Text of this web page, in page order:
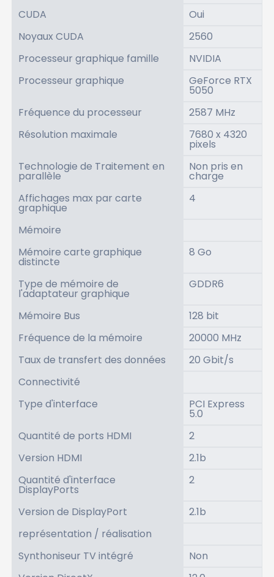
CUDA
Oui
Noyaux CUDA
2560
Processeur graphique famille
NVIDIA
Processeur graphique
GeForce RTX
5050
Fréquence du processeur
2587 MHz
Résolution maximale
7680 x 4320
pixels
Technologie de Traitement en
parallèle
Non pris en
charge
Affichages max par carte
graphique
4
Mémoire
Mémoire carte graphique
distincte
8 Go
Type de mémoire de
l'adaptateur graphique
GDDR6
Mémoire Bus
128 bit
Fréquence de la mémoire
20000 MHz
Taux de transfert des données
20 Gbit/s
Connectivité
Type d'interface
PCI Express
5.0
Quantité de ports HDMI
2
Version HDMI
2.1b
Quantité d'interface
DisplayPorts
2
Version de DisplayPort
2.1b
représentation / réalisation
Synthoniseur TV intégré
Non